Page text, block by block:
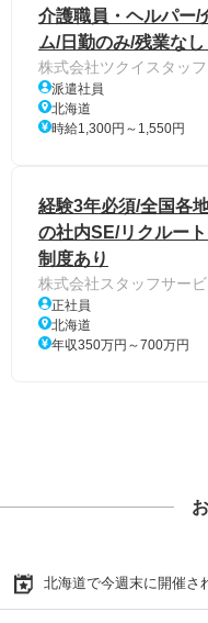
介護職員・ヘルパー/
ム/日勤のみ/残業な
株式会社ツクイスタッフ
派遣社員
北海道
時給1,300円～1,550円
経験3年必須/全国各
の社内SE/リクルー
制度あり
株式会社スタッフサービ
正社員
北海道
年収350万円～700万円
北海道で今週末に開催さ